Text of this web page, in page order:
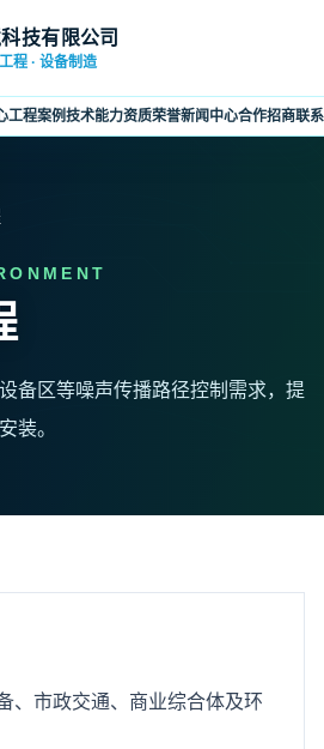
技有限公司
程 · 设备制造
工程案例技术能力资质荣誉新闻中心合作招商联
备区等噪声传播路径控制需求，提
装。
、市政交通、商业综合体及环